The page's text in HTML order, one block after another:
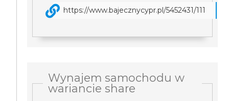
https://www.bajecznycypr.pl/5452431/111
Wynajem samochodu w
wariancie share